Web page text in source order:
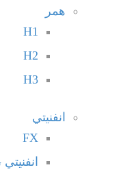
همر
H1
H2
H3
انفنيتي
FX
انفنيتي G